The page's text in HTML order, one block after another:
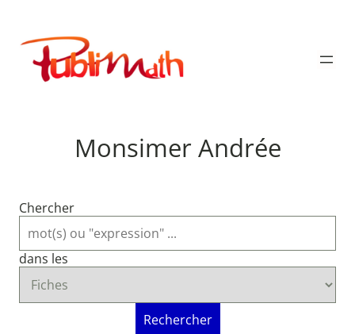
contenu
Publimath
Monsimer Andrée
Chercher
dans les
Rechercher